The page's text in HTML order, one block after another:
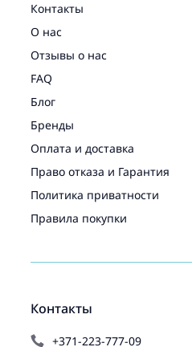
Контакты
+371-223-777-09
Контакты
О нас
Отзывы о нас
FAQ
Блог
Бренды
Оплата и доставка
Право отказа и Гарантия
Политика приватности
Правила покупки